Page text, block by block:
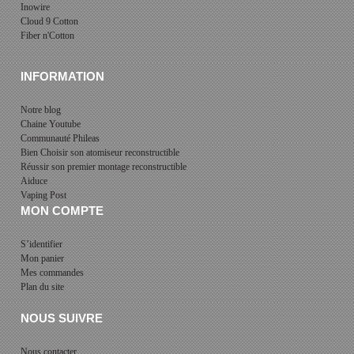
Inowire
Cloud 9 Cotton
Fiber n'Cotton
INFORMATION
Notre blog
Chaine Youtube
Communauté Phileas
Bien Choisir son atomiseur reconstructible
Réussir son premier montage reconstructible
Aiduce
Vaping Post
MON COMPTE
S’identifier
Mon panier
Mes commandes
Plan du site
NOUS SUIVRE
Nous contacter